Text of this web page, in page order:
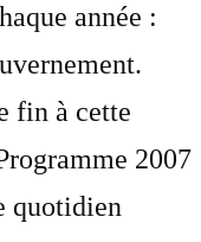
année :
fin à cette
2007
quotidien